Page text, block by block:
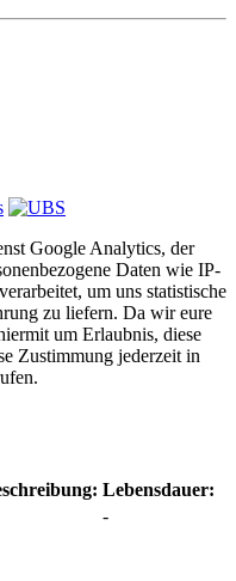
Google Analytics, der
Daten wie IP-
um uns statistische
zu liefern. Da wir eure
um Erlaubnis, diese
Zustimmung jederzeit in
Lebensdauer:
-